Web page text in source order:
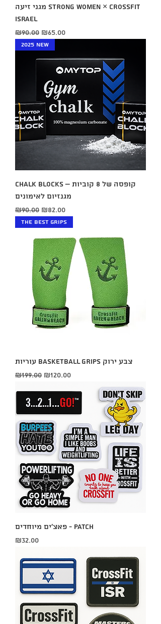
מגני זיעה STRONG WOMEN × CrossFit
Israel
Regular Price
₪90.00 Sale Price
₪65.00
2025 New
CHALK BLOCKS – קופסה של 8 קוביות
מגנזיום לאימונים
Regular Price
₪90.00 Sale Price
₪82.00
The best grips
עוריות BASKETBALL GRIPS צבע ירוק
Regular Price
₪199.00 Sale Price
₪120.00
פאצ'ים מיוחדים - Patch
Price
₪32.00